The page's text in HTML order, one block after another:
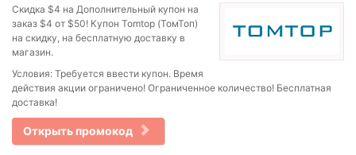
Скидка $4 на Дополнительный купон на
заказ $4 от $50! Купон Tomtop (ТомТоп)
на скидку, на бесплатную доставку в
магазин.
Условия: Требуется ввести купон. Время
действия акции ограничено! Ограниченное количество! Бесплатная
доставка!
Открыть промокод